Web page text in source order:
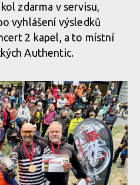
zdarma v servisu,
vyhlášení výsledků
2 kapel, a to místní
Authentic.